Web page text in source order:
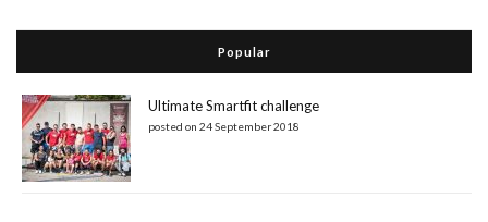
Popular
Ultimate Smartfit challenge
posted on 24 September 2018